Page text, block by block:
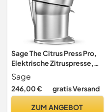
Sage The Citrus Press Pro,
Elektrische Zitruspresse,
Gebürstetes Aluminium
Sage
246,00 € gratis Versand
ZUM ANGEBOT